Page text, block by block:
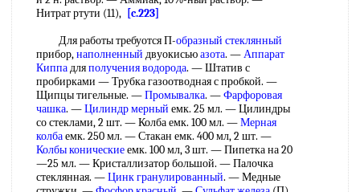
Нитрат ртути (11), [c.223]
Для работы требуотся П-образный стеклянный
прибор,наполненный двуокисьюазота. —Аппарат
Киппадляполучения водорода. — Штатив с
пробирками — Трубка газоотводная с пробкой. —
Щипцы тигельные. —Промывалка. —Фарфоровая
чашка. —Цилиндр мерный емк. 25 мл. — Цилиндры
со стеклами, 2 шт. — Колба емк. 100 мл. —Мерная
колбаемк. 250 мл. — Стакан емк. 400 мл, 2 шт. —
Колбы коническиеемк. 100 мл, 3 шт. — Пипетка на 20
—25 мл. — Кристаллизатор большой. — Палочка
стеклянная. —Цинк гранулированный. — Медные